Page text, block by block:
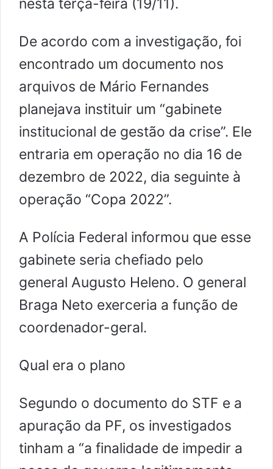
nesta terça-feira (19/11).
De acordo com a investigação, foi
encontrado um documento nos
arquivos de Mário Fernandes
planejava instituir um “gabinete
institucional de gestão da crise”. Ele
entraria em operação no dia 16 de
dezembro de 2022, dia seguinte à
operação “Copa 2022”.
A Polícia Federal informou que esse
gabinete seria chefiado pelo
general Augusto Heleno. O general
Braga Neto exerceria a função de
coordenador-geral.
Qual era o plano
Segundo o documento do STF e a
apuração da PF, os investigados
tinham a “a finalidade de impedir a